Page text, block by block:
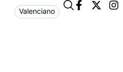
Valenciano